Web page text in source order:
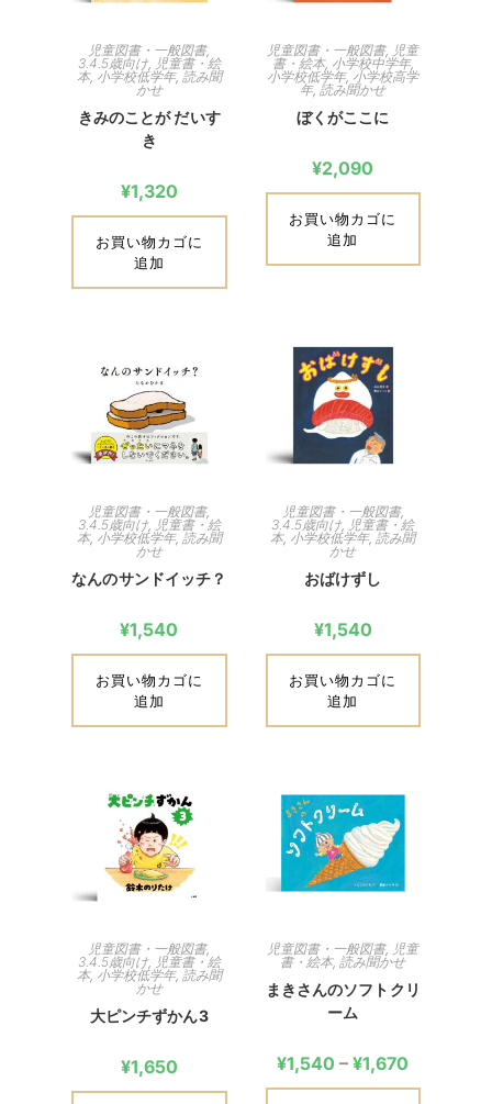
児童図書・一般図書,
3.4.5歳向け, 児童書・絵
本, 小学校低学年, 読み聞
かせ
きみのことが だいす
き
¥1,320
お買い物カゴに
追加
児童図書・一般図書, 児童
書・絵本, 小学校中学年,
小学校低学年, 小学校高学
年,読み聞かせ
ぼくがここに
¥2,090
お買い物カゴに
追加
児童図書・一般図書,
3.4.5歳向け, 児童書・絵
本, 小学校低学年, 読み聞
かせ
なんのサンドイッチ？
¥1,540
お買い物カゴに
追加
児童図書・一般図書,
3.4.5歳向け, 児童書・絵
本, 小学校低学年,読み聞
かせ
おばけずし
¥1,540
お買い物カゴに
追加
児童図書・一般図書,
3.4.5歳向け, 児童書・絵
本, 小学校低学年, 読み聞
かせ
大ピンチずかん3
¥1,650
児童図書・一般図書, 児童
書・絵本,読み聞かせ
まきさんのソフトクリ
ーム
¥1,540 –¥1,670